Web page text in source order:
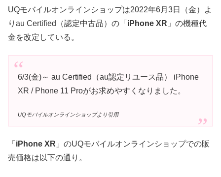
UQモバイルオンラインショップは2022年6月3日（金）よ
りau Certified（認定中古品）の「 iPhone XR 」の機種代
金を改定している。
6/3(金)～ au Certified（au認定リユース品） iPhone
XR / Phone 11 Proがお求めやすくなりました。
UQモバイルオンラインショップより引用
「 iPhone XR 」のUQモバイルオンラインショップでの販
売価格は以下の通り。